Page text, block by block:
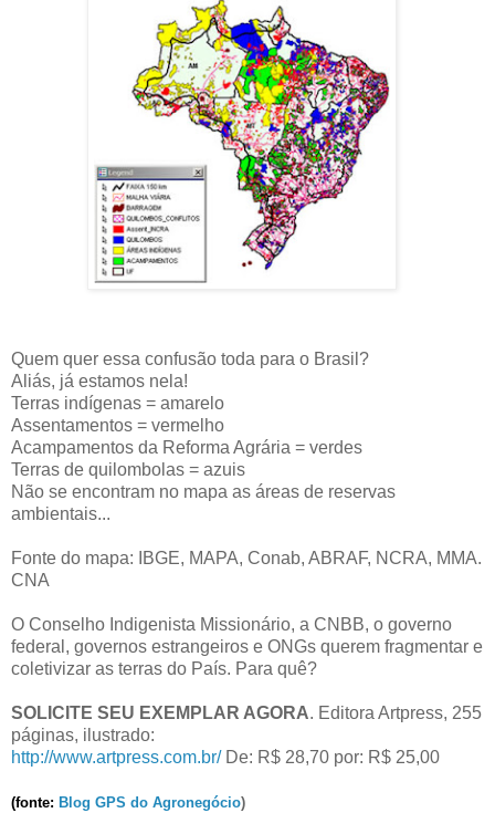
Quem quer essa confusão toda para o Brasil?
Aliás, já estamos nela!
Terras indígenas = amarelo
Assentamentos = vermelho
Acampamentos da Reforma Agrária = verdes
Terras de quilombolas = azuis
Não se encontram no mapa as áreas de reservas
ambientais...
Fonte do mapa: IBGE, MAPA, Conab, ABRAF, NCRA, MMA.
CNA
O Conselho Indigenista Missionário, a CNBB, o governo
federal, governos estrangeiros e ONGs querem fragmentar e
coletivizar as terras do País. Para quê?
SOLICITE SEU EXEMPLAR AGORA. Editora Artpress, 255
páginas, ilustrado:
http://www.artpress.com.br/De: R$ 28,70 por: R$ 25,00
(fonte: Blog GPS do Agronegócio)